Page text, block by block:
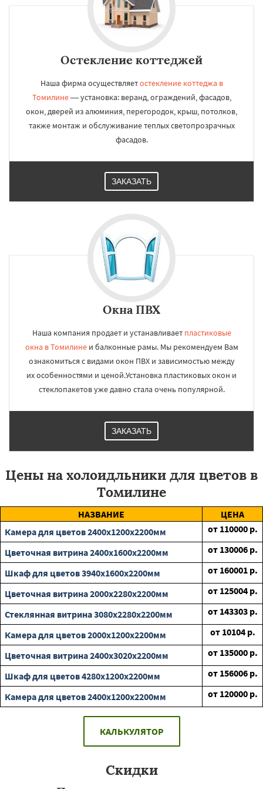
Остекление коттеджей
Наша фирма осуществляетостекление коттеджа в
Томилине— установка: веранд, ограждений, фасадов,
окон, дверей из алюминия, перегородок, крыш, потолков,
также монтаж и обслуживание теплых светопрозрачных
фасадов.
ЗАКАЗАТЬ
Окна ПВХ
Наша компания продает и устанавливает пластиковые
окна в Томилинеи балконные рамы. Мы рекомендуем Вам
ознакомиться с видами окон ПВХ и зависимостью между
их особенностями и ценой.Установка пластиковых окон и
стеклопакетов уже давно стала очень популярной.
ЗАКАЗАТЬ
Цены на холоидльники для цветов в
Томилине
НАЗВАНИЕ
ЦЕНА
Камера для цветов 2400х1200х2200мм
от 110000 р.
Цветочная витрина 2400х1600х2200мм
от 130006 р.
Шкаф для цветов 3940х1600х2200мм
от 160001 р.
Цветочная витрина 2000х2280х2200мм
от 125004 р.
Стеклянная витрина 3080х2280х2200мм
от 143303 р.
Камера для цветов 2000х1200х2200мм
от 10104 р.
Цветочная витрина 2400х3020х2200мм
от 135000 р.
Шкаф для цветов 4280х1200х2200мм
от 156006 р.
Камера для цветов 2400х1200х2200мм
от 120000 р.
КАЛЬКУЛЯТОР
Скидки